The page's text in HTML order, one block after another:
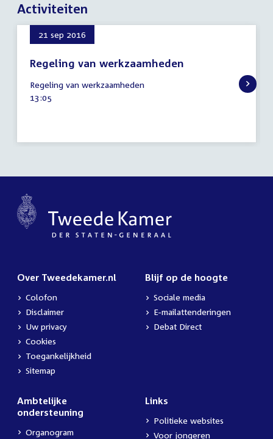
Activiteiten
21 sep 2016
Regeling van werkzaamheden
september
2016
Regeling van werkzaamheden
Tijd
13:05
Over Tweedekamer.nl
Colofon
Disclaimer
Uw privacy
Cookies
Toegankelijkheid
Sitemap
Blijf op de hoogte
Sociale media
E-mailattenderingen
Debat Direct
Ambtelijke
ondersteuning
Organogram
Links
Politieke websites
Voor jongeren